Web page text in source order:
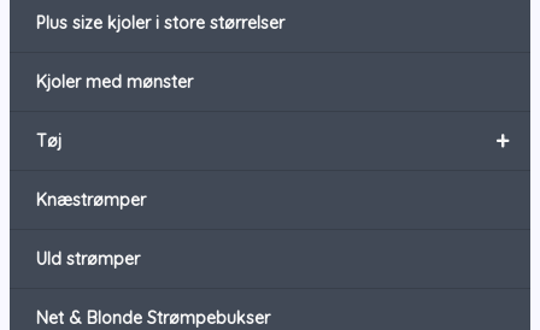
Plus size kjoler i store størrelser
Kjoler med mønster
+
Tøj
Knæstrømper
Uld strømper
Net & Blonde Strømpebukser